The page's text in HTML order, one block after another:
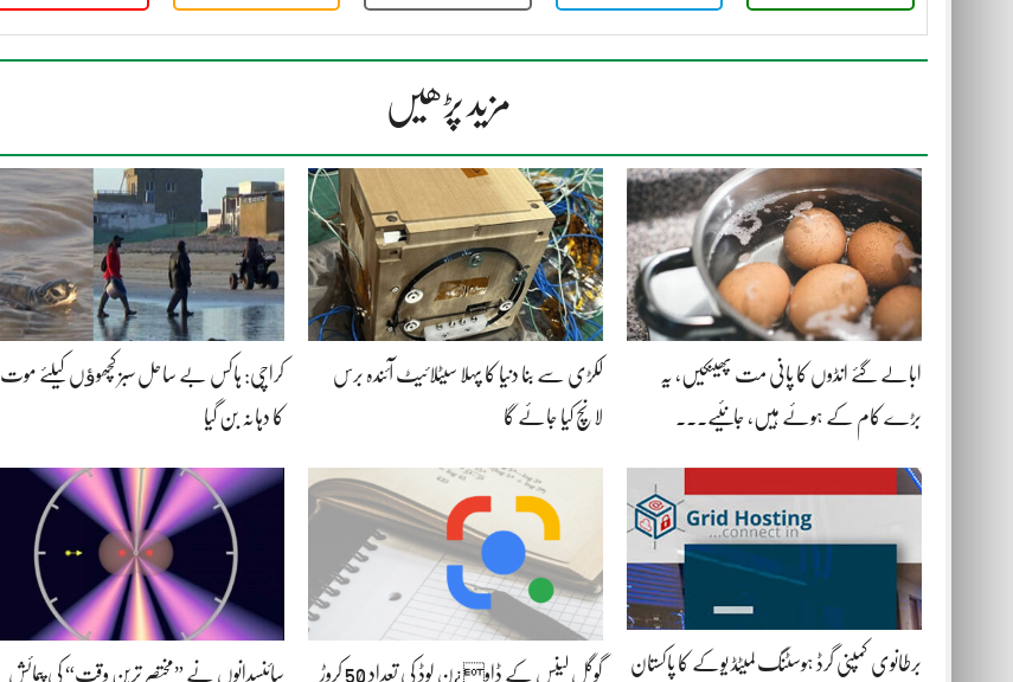
مزید پڑھیں
ابالے گئے انڈوں کا پانی مت پھینکیں، یہ
بڑے کام کے ہوئے ہیں، جانئیے۔۔۔
لکڑی سے بنا دنیا کا پہلا سیٹلائیٹ آئندہ برس
لانچ کیا جائے گا
کراچی: ہاکس بے ساحل سبز کچھوﺅں کیلئے موت
کا دہانہ بن گیا
برطانوی کمپنی گرڈ ہوسٹنگ لمیٹڈ یوکے کا پاکستان
گوگل لینس کے ڈاو¿ن لوڈ کی تعداد 50 کروڑ سائنسدانوں نے ”مختصر ترین وقت“ کی پیمائش